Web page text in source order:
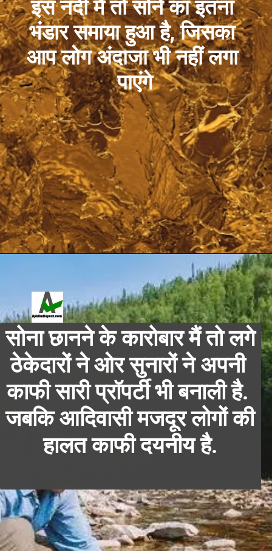
इस नदी मैं तो सोने का इतना
भंडार समाया हुआ है, जिसका
आप लोग अंदाजा भी नहीं लगा
पाएंगे
https://apkiindiapost.com/ye-wo-nadi-hai-jahan-se-har-time-nikalta-hai-sona/
सोना छानने के कारोबार मैं तो लगे
ठेकेदारों ने ओर सुनारों ने अपनी
काफी सारी प्रॉपर्टी भी बनाली है.
जबकि आदिवासी मजदूर लोगों की
हालत काफी दयनीय है.